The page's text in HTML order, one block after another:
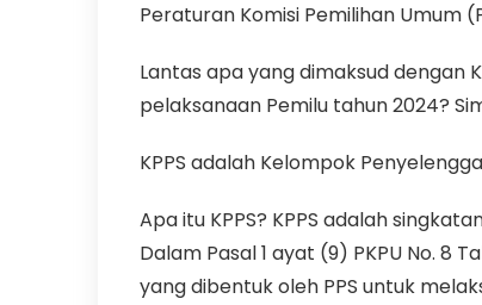
Peraturan Komisi Pemilihan Umum
Lantas apa yang dimaksud dengan
pelaksanaan Pemilu tahun 2024?
KPPS adalah Kelompok
Apa itu KPPS? KPPS adalah
Dalam Pasal 1 ayat (9) PKPU No. 8
yang dibentuk oleh PPS untuk